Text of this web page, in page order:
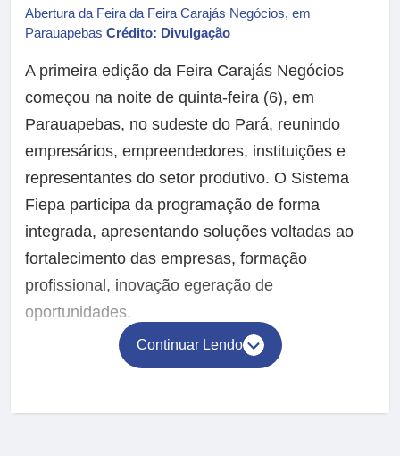
Abertura da Feira da Feira Carajás Negócios, em
Parauapebas Crédito: Divulgação
A primeira edição da Feira Carajás Negócios
começou na noite de quinta-feira (6), em
Parauapebas, no sudeste do Pará, reunindo
empresários, empreendedores, instituições e
representantes do setor produtivo. O Sistema
Fiepa participa da programação de forma
integrada, apresentando soluções voltadas ao
fortalecimento das empresas, formação
profissional, inovação egeração de
oportunidades.
Continuar Lendo